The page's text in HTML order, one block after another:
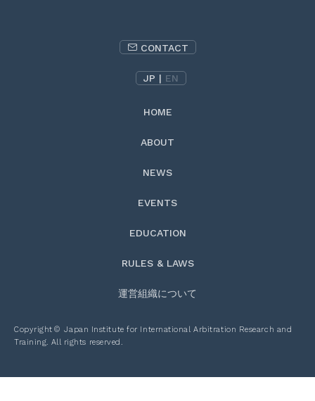
CONTACT
JP | EN
HOME
ABOUT
NEWS
EVENTS
EDUCATION
RULES & LAWS
運営組織について
Copyright © Japan Institute for International Arbitration Research and
Training. All rights reserved.